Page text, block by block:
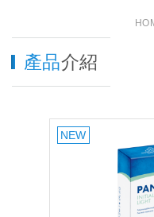
產品介紹